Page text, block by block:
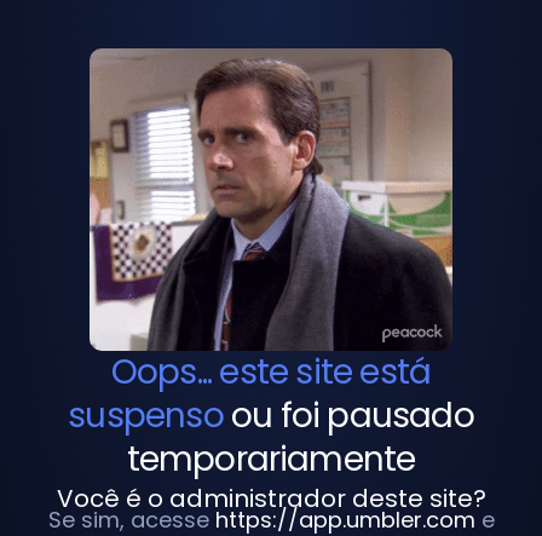
Oops... este site está
suspensoou foi pausado
temporariamente
Você é o administrador deste site?
Se sim, acesse https://app.umbler.com e